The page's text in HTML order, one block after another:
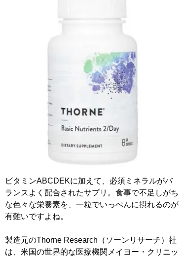
ビタミンABCDEKに加えて、必須ミネラルがバ
ランスよく配合されたサプリ。食事で不足しがち
な色々な栄養素を、一粒でいっぺんに摂れるのが
有難いですよね。
製造元のThorne Research（ソーンリサーチ）社
は、米国の世界的な医療機関メイヨー・クリニッ